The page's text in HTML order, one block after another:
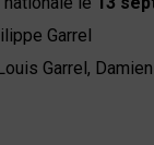
Garrel
Garrel,